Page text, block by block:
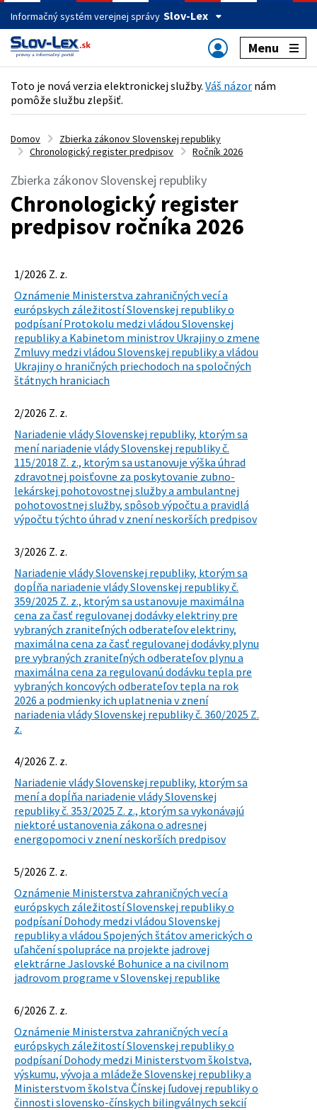
Informačný systém verejnej správy Slov-Lex
Menu
Toto je nová verzia elektronickej služby. Váš názor nám
pomôže službu zlepšiť.
Domov
Zbierka zákonov Slovenskej republiky
Chronologický register predpisov
Ročník 2026
Zbierka zákonov Slovenskej republiky
Chronologický register
predpisov ročníka 2026
1/2026 Z. z.
Oznámenie Ministerstva zahraničných vecí a
európskych záležitostí Slovenskej republiky o
podpísaní Protokolu medzi vládou Slovenskej
republiky a Kabinetom ministrov Ukrajiny o zmene
Zmluvy medzi vládou Slovenskej republiky a vládou
Ukrajiny o hraničných priechodoch na spoločných
štátnych hraniciach
2/2026 Z. z.
Nariadenie vlády Slovenskej republiky, ktorým sa
mení nariadenie vlády Slovenskej republiky č.
115/2018 Z. z., ktorým sa ustanovuje výška úhrad
zdravotnej poisťovne za poskytovanie zubno-
lekárskej pohotovostnej služby a ambulantnej
pohotovostnej služby, spôsob výpočtu a pravidlá
výpočtu týchto úhrad v znení neskorších predpisov
3/2026 Z. z.
Nariadenie vlády Slovenskej republiky, ktorým sa
dopĺňa nariadenie vlády Slovenskej republiky č.
359/2025 Z. z., ktorým sa ustanovuje maximálna
cena za časť regulovanej dodávky elektriny pre
vybraných zraniteľných odberateľov elektriny,
maximálna cena za časť regulovanej dodávky plynu
pre vybraných zraniteľných odberateľov plynu a
maximálna cena za regulovanú dodávku tepla pre
vybraných koncových odberateľov tepla na rok
2026 a podmienky ich uplatnenia v znení
nariadenia vlády Slovenskej republiky č. 360/2025 Z.
z.
4/2026 Z. z.
Nariadenie vlády Slovenskej republiky, ktorým sa
mení a dopĺňa nariadenie vlády Slovenskej
republiky č. 353/2025 Z. z., ktorým sa vykonávajú
niektoré ustanovenia zákona o adresnej
energopomoci v znení neskorších predpisov
5/2026 Z. z.
Oznámenie Ministerstva zahraničných vecí a
európskych záležitostí Slovenskej republiky o
podpísaní Dohody medzi vládou Slovenskej
republiky a vládou Spojených štátov amerických o
uľahčení spolupráce na projekte jadrovej
elektrárne Jaslovské Bohunice a na civilnom
jadrovom programe v Slovenskej republike
6/2026 Z. z.
Oznámenie Ministerstva zahraničných vecí a
európskych záležitostí Slovenskej republiky o
podpísaní Dohody medzi Ministerstvom školstva,
výskumu, vývoja a mládeže Slovenskej republiky a
Ministerstvom školstva Čínskej ľudovej republiky o
činnosti slovensko-čínskych bilingválnych sekcií